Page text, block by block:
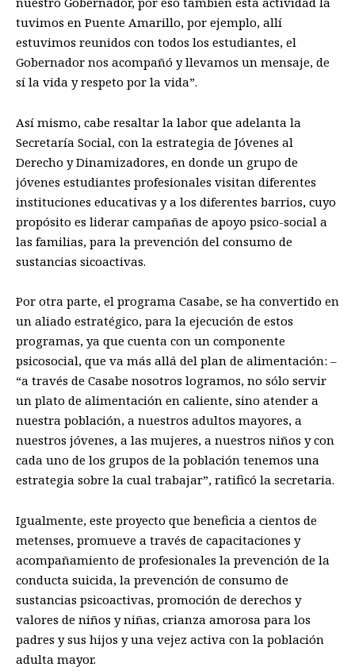
tuvimos en Puente Amarillo, por ejemplo, allí
estuvimos reunidos con todos los estudiantes, el
Gobernador nos acompañó y llevamos un mensaje, de
sí la vida y respeto por la vida”.
Así mismo, cabe resaltar la labor que adelanta la
Secretaría Social, con la estrategia de Jóvenes al
Derecho y Dinamizadores, en donde un grupo de
jóvenes estudiantes profesionales visitan diferentes
instituciones educativas y a los diferentes barrios, cuyo
propósito es liderar campañas de apoyo psico-social a
las familias, para la prevención del consumo de
sustancias sicoactivas.
Por otra parte, el programa Casabe, se ha convertido en
un aliado estratégico, para la ejecución de estos
programas, ya que cuenta con un componente
psicosocial, que va más allá del plan de alimentación: –
“a través de Casabe nosotros logramos, no sólo servir
un plato de alimentación en caliente, sino atender a
nuestra población, a nuestros adultos mayores, a
nuestros jóvenes, a las mujeres, a nuestros niños y con
cada uno de los grupos de la población tenemos una
estrategia sobre la cual trabajar”, ratificó la secretaria.
Igualmente, este proyecto que beneficia a cientos de
metenses, promueve a través de capacitaciones y
acompañamiento de profesionales la prevención de la
conducta suicida, la prevención de consumo de
sustancias psicoactivas, promoción de derechos y
valores de niños y niñas, crianza amorosa para los
padres y sus hijos y una vejez activa con la población
adulta mayor.